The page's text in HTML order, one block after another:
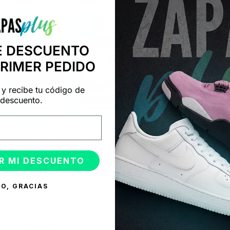
DESCUENTO
PEDIDO
y recibe tu código de
descuento.
MI DESCUENTO
GRACIAS